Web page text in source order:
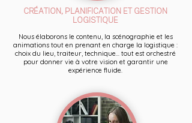
CRÉATION, PLANIFICATION ET GESTION
LOGISTIQUE
Nous élaborons le contenu, la scénographie et les
animations tout en prenant en charge la logistique :
choix du lieu, traiteur, technique... tout est orchestré
pour donner vie à votre vision et garantir une
expérience fluide.